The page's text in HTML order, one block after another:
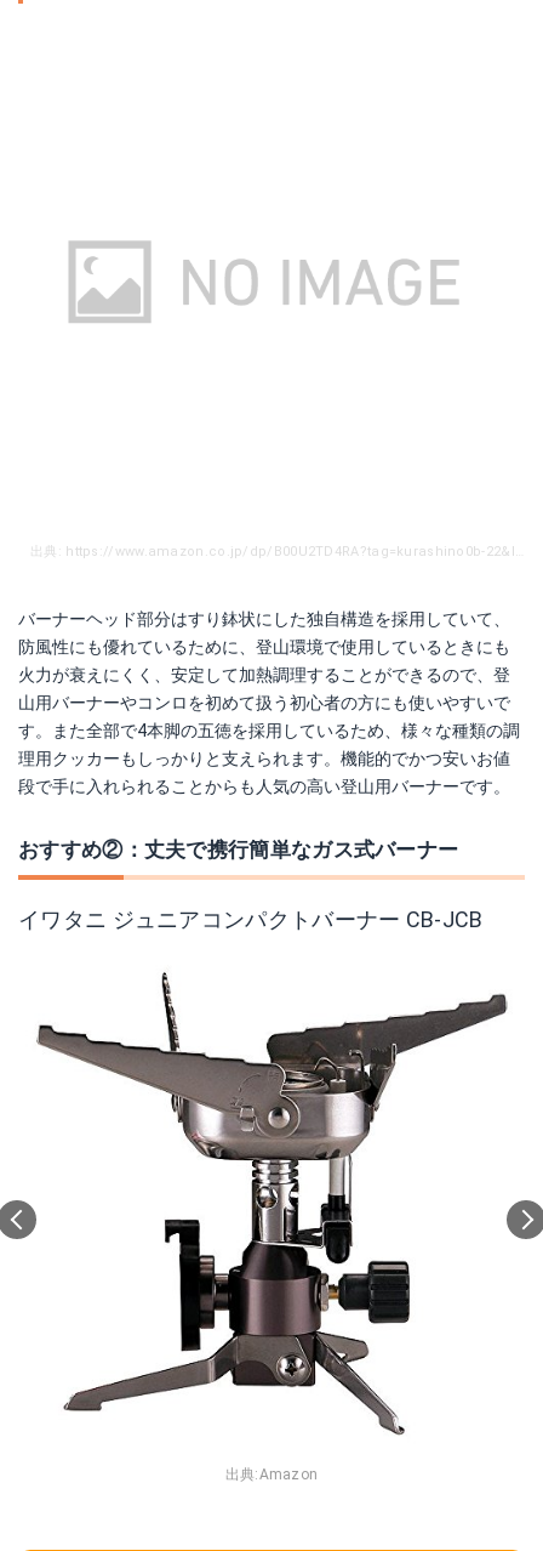
バーナーヘッド部分はすり鉢状にした独自構造を採用していて、
防風性にも優れているために、登山環境で使用しているときにも
火力が衰えにくく、安定して加熱調理することができるので、登
山用バーナーやコンロを初めて扱う初心者の方にも使いやすいで
す。また全部で4本脚の五徳を採用しているため、様々な種類の調
理用クッカーもしっかりと支えられます。機能的でかつ安いお値
段で手に入れられることからも人気の高い登山用バーナーです。
おすすめ②：丈夫で携行簡単なガス式バーナー
イワタニ ジュニアコンパクトバーナー CB-JCB
出典:Amazon